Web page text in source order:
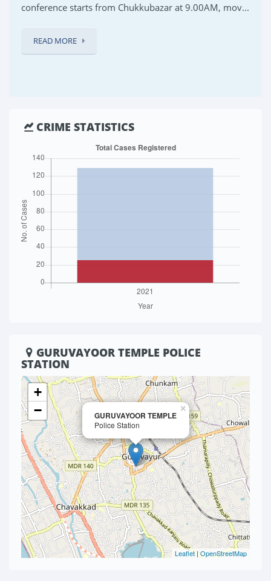
conference starts from Chukkubazar at 9.00AM, mov...
READ MORE
CRIME STATISTICS
GURUVAYOOR TEMPLE POLICE
STATION
GURUVAYOOR TEMPLE
Police Station
×
+
−
Leaflet|OpenStreetMap